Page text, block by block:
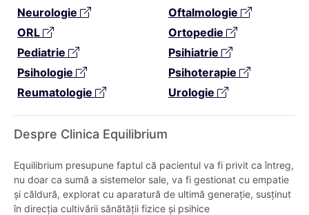
Neurologie
Oftalmologie
ORL
Ortopedie
Pediatrie
Psihiatrie
Psihologie
Psihoterapie
Reumatologie
Urologie
Despre Clinica Equilibrium
Equilibrium presupune faptul că pacientul va fi privit ca întreg,
nu doar ca sumă a sistemelor sale, va fi gestionat cu empatie
și căldură, explorat cu aparatură de ultimă generație, susținut
în direcția cultivării sănătății fizice și psihice